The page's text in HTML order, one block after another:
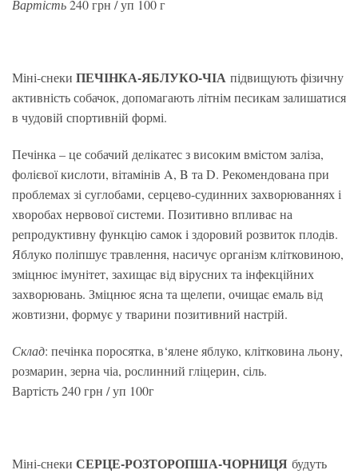
Вартість240 грн / уп 100 г
Міні-снеки ПЕЧІНКА-ЯБЛУКО-ЧІА підвищують фізичну
активність собачок, допомагають літнім песикам залишатися
в чудовій спортивній формі.
Печінка – це собачий делікатес з високим вмістом заліза,
фолієвої кислоти, вітамінів A, B та D. Рекомендована при
проблемах зі суглобами, серцево-судинних захворюваннях і
хворобах нервової системи. Позитивно впливає на
репродуктивну функцію самок і здоровий розвиток плодів.
Яблуко поліпшує травлення, насичує організм клітковиною,
зміцнює імунітет, захищає від вірусних та інфекційних
захворювань. Зміцнює ясна та щелепи, очищає емаль від
жовтизни, формує у тварини позитивний настрій.
Склад: печінка поросятка, в‘ялене яблуко, клітковина льону,
розмарин, зерна чіа, рослинний гліцерин, сіль.
Вартість 240 грн / уп 100г
Міні-снеки СЕРЦЕ-РОЗТОРОПША-ЧОРНИЦЯ будуть